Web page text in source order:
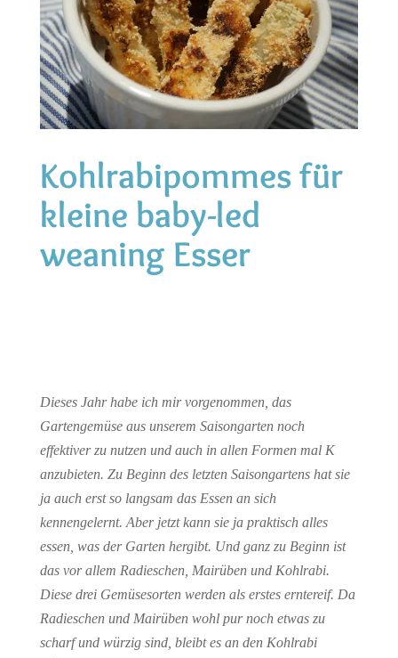
Kohlrabipommes für
kleine baby-led
weaning Esser
Dieses Jahr habe ich mir vorgenommen, das
Gartengemüse aus unserem Saisongarten noch
effektiver zu nutzen und auch in allen Formen mal K
anzubieten. Zu Beginn des letzten Saisongartens hat sie
ja auch erst so langsam das Essen an sich
kennengelernt. Aber jetzt kann sie ja praktisch alles
essen, was der Garten hergibt. Und ganz zu Beginn ist
das vor allem Radieschen, Mairüben und Kohlrabi.
Diese drei Gemüsesorten werden als erstes erntereif. Da
Radieschen und Mairüben wohl pur noch etwas zu
scharf und würzig sind, bleibt es an den Kohlrabi